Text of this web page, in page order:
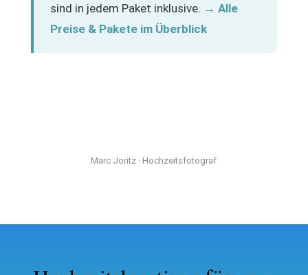
sind in jedem Paket inklusive. → Alle
Preise & Pakete im Überblick
Marc Joritz · Hochzeitsfotograf